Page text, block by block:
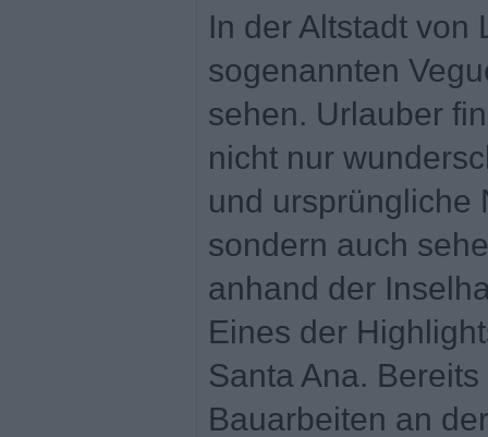
In der Altstadt von
sogenannten
sehen. Urlauber
nicht nur
und ursprüngliche
sondern auch
anhand der
Eines der
Santa Ana.
Bauarbeiten an